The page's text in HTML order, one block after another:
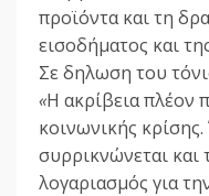
προϊόντα και τη
εισοδήματος και
Σε δηλωση του
«Η ακρίβεια πλέον
κοινωνικής
συρρικνώνεται και
λογαριασμός για